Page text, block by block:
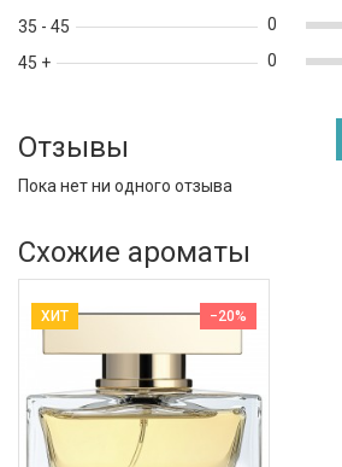
35 - 45
45 +
0
0
Отзывы
Пока нет ни одного отзыва
Схожие ароматы
−20%
ХИТ